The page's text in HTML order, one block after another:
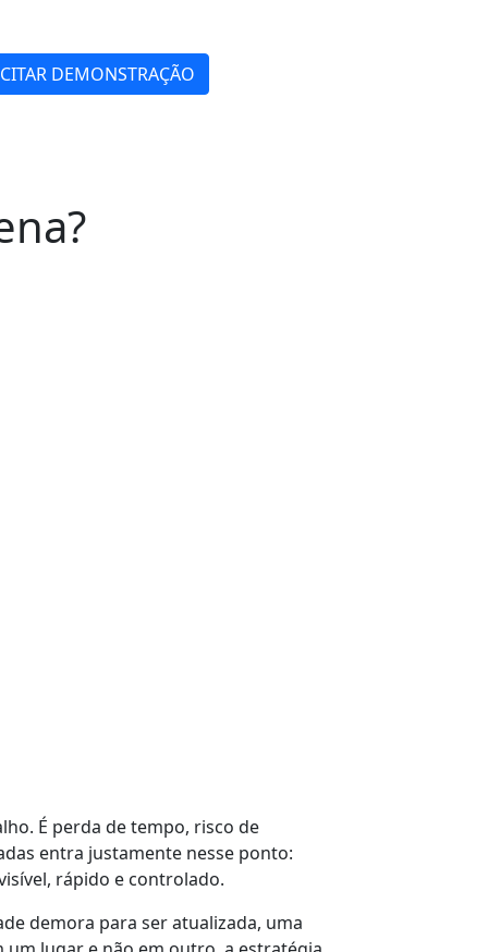
DEMONSTRAÇÃO
É perda de tempo, risco de
entra justamente nesse ponto:
rápido e controlado.
demora para ser atualizada, uma